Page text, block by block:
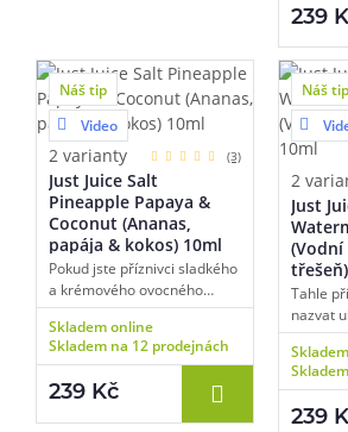
zejména pro celodenní
vaping.
banánu
našimi
239
Náš tip
Video
2 varianty (3)
Just Juice Salt
Pineapple Papaya &
Coconut (Ananas,
papája & kokos) 10ml
Pokud jste příznivci sladkého
a krémového ovocného
základu, je tahle příchuť
přesně pro vás. Dechberoucí
blend ovocných chutí, který
Posouváme ovocné směsi na
Skladem online
Skladem na 12 prodejnách
239 Kč
Náš tip
2
Just
Tahle
nazvat
239